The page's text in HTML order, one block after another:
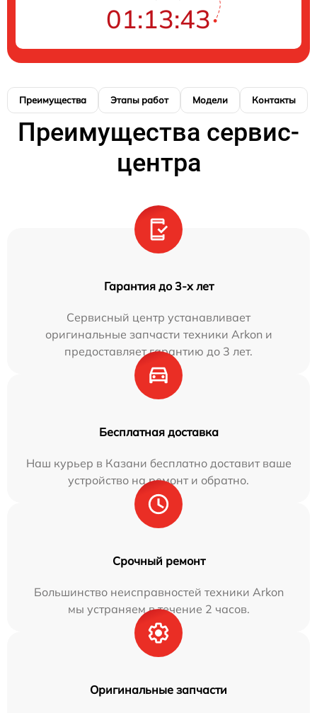
01:13:43
Преимущества Этапы работ Модели Контакты
Преимущества сервис-
центра
Гарантия до 3-х лет
Сервисный центр устанавливает
оригинальные запчасти техники Arkon и
предоставляет гарантию до 3 лет.
Бесплатная доставка
Наш курьер в Казани бесплатно доставит ваше
устройство на ремонт и обратно.
Срочный ремонт
Большинство неисправностей техники Arkon
мы устраняем в течение 2 часов.
Оригинальные запчасти